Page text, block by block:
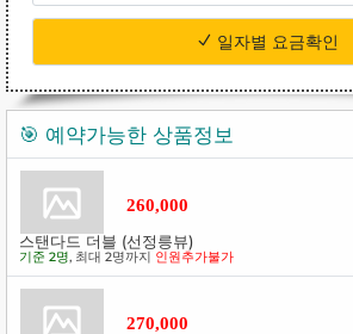
일자별 요금확인
🎯 예약가능한 상품정보
260,000
스탠다드 더블 (선정릉뷰)
기준 2명, 최대 2명까지 인원추가불가
270,000